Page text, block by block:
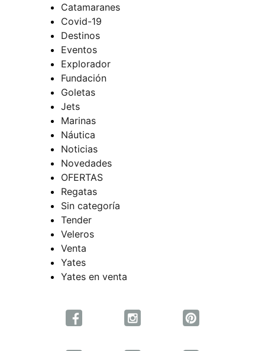
Catamaranes
Covid-19
Destinos
Eventos
Explorador
Fundación
Goletas
Jets
Marinas
Náutica
Noticias
Novedades
OFERTAS
Regatas
Sin categoría
Tender
Veleros
Venta
Yates
Yates en venta